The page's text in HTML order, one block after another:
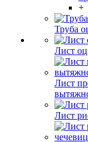
+
Труба
Лист
Лист
Лист